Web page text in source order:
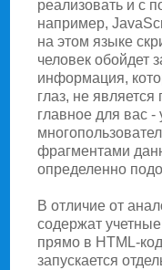
реализовать и с
например,
на этом языке
человек обойдет
информация,
глаз, не является
главное для вас -
фрагментами
определенно
В отличие от
содержат
прямо в HTML-
запускается